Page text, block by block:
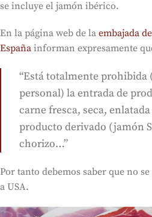
se incluye el jamón ibérico.
En la página web de la embajada
España informan expresamente
“Está totalmente prohibida
personal) la entrada de
carne fresca, seca,
producto derivado (jamón
chorizo…”
Por tanto debemos saber que no
a USA.